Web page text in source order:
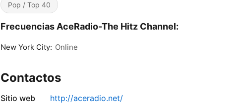
Pop / Top 40
Frecuencias AceRadio-The Hitz Channel:
New York City: Online
Contactos
Sitio web http://aceradio.net/